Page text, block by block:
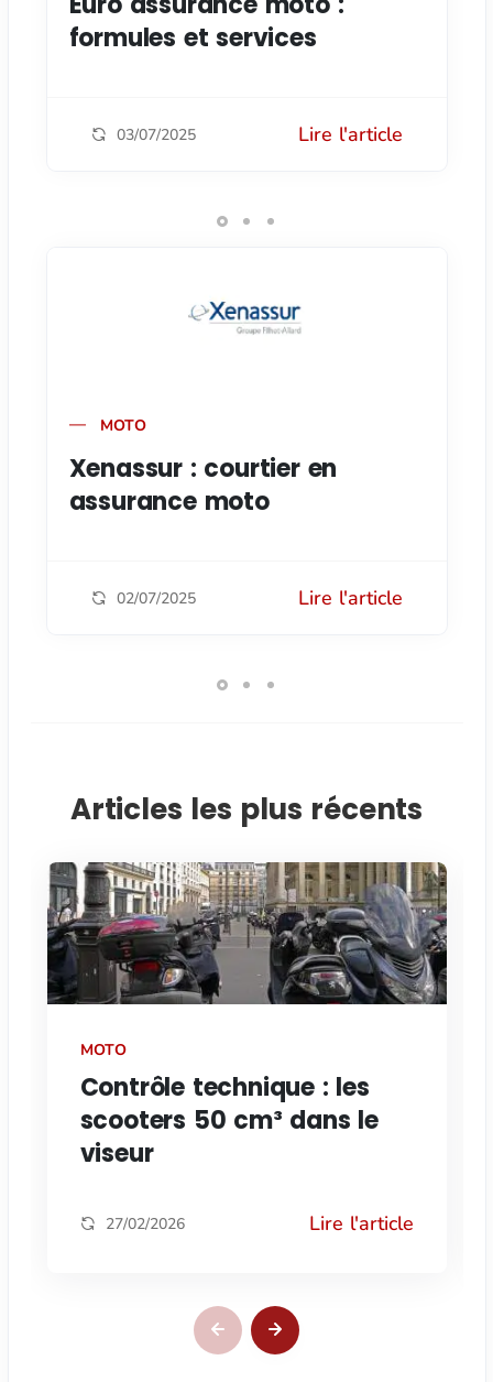
formules et services
03/07/2025 Lire l'article
MOTO
Xenassur : courtier en
assurance moto
02/07/2025 Lire l'article
Articles les plus récents
MOTO
Contrôle technique : les
scooters 50 cm³ dans le
viseur
27/02/2026 Lire l'article